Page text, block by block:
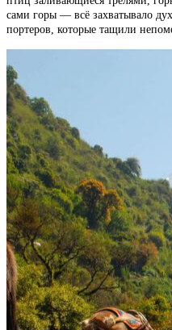
сами горы — всё захватывало
портеров, которые тащили